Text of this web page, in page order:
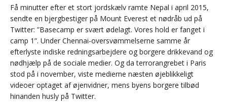
Få minutter efter et stort jordskælv ramte Nepal i april 2015,
sendte en bjergbestiger på Mount Everest et nødråb ud på
Twitter: ”Basecamp er svært ødelagt. Vores hold er fanget i
camp 1”. Under Chennai-oversvømmelserne samme år
efterlyste indiske redningsarbejdere og borgere drikkevand og
nødhjælp på de sociale medier. Og da terrorangrebet i Paris
stod på i november, viste medierne næsten øjeblikkeligt
videoer optaget af øjenvidner, mens byens borgere tilbød
hinanden husly på Twitter.